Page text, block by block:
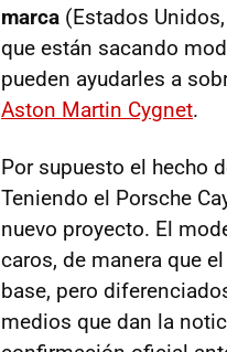
marca (Estados
que están sacando
pueden ayudarles a
Aston Martin Cygnet.
Por supuesto el hecho
Teniendo el Porsche
nuevo proyecto. El
caros, de manera que
base, pero
medios que dan la